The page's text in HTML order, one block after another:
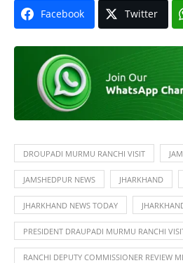
Facebook Twitter
DROUPADI MURMU RANCHI VISIT
JAMSHEDPUR NEWS JHARKHAND
JHARKHAND NEWS TODAY
PRESIDENT DRAUPADI MURMU RANCHI
RANCHI DEPUTY COMMISSIONER REVIEW